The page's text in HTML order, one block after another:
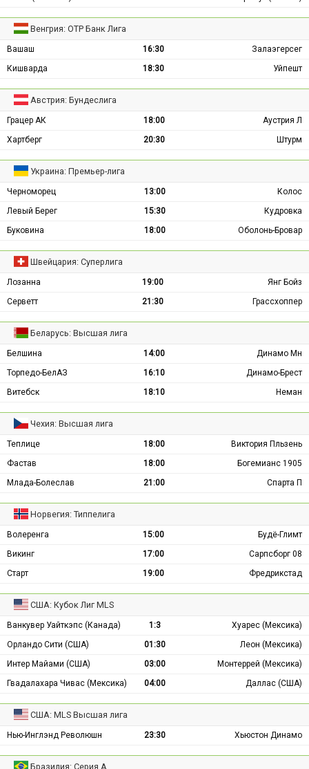
Венгрия: ОТР Банк Лига
Вашаш 16:30
Залаэгерсег
Кишварда
18:30 Уйпешт
Австрия: Бундеслига
Грацер АК 18:00
Аустрия Л
Хартберг
20:30 Штурм
Украина: Премьер-лига
Черноморец 13:00
Колос
Левый Берег
15:30
Кудровка
Буковина
18:00 Оболонь-Бровар
Швейцария: Суперлига
Лозанна 19:00
Янг Бойз
Серветт
21:30 Грассхоппер
Беларусь: Высшая лига
Белшина 14:00
Динамо Мн
Торпедо-БелАЗ
16:10
Динамо-Брест
Витебск
18:10 Неман
Чехия: Высшая лига
Теплице 18:00
Виктория Пльзень
Фастав
18:00
Богемианс 1905
Млада-Болеслав
21:00 Спарта П
Норвегия: Типпелига
Волеренга 15:00
Будё-Глимт
Викинг
17:00
Сарпсборг 08
Старт
19:00 Фредрикстад
США: Кубок Лиг MLS
Ванкувер Уайткэпс (Канада) 1:3
Хуарес (Мексика)
Орландо Сити (США)
01:30
Леон (Мексика)
Интер Майами (США)
03:00
Монтеррей (Мексика)
Гвадалахара Чивас (Мексика)
04:00 Даллас (США)
США: MLS Высшая лига
Нью-Инглэнд Революшн 23:30 Хьюстон Динамо
Бразилия: Серия А